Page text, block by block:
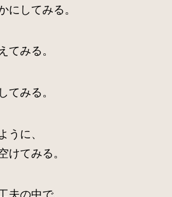
にしてみる。
てみる。
てみる。
うに、
けてみる。
夫の中で、